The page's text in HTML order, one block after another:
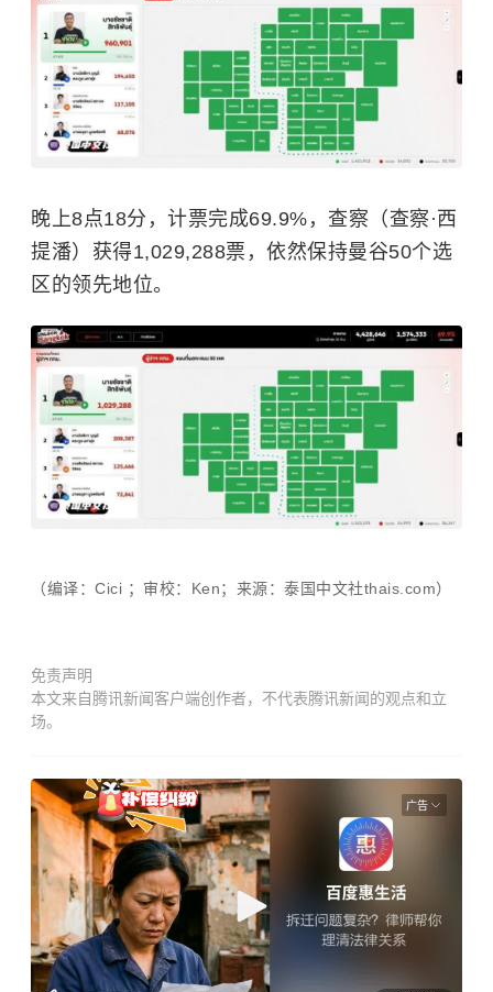
晚上8点18分，计票完成69.9%，查察（查察·西
提潘）获得1,029,288票，依然保持曼谷50个选
区的领先地位。
（编译：Cici ；审校：Ken；来源：泰国中文社thais.com）
免责声明
本文来自腾讯新闻客户端创作者，不代表腾讯新闻的观点和立
场。
广告